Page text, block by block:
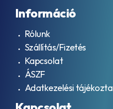
Információ
Rólunk
Szállítás/Fizetés
Kapcsolat
ÁSZF
Adatkezelési